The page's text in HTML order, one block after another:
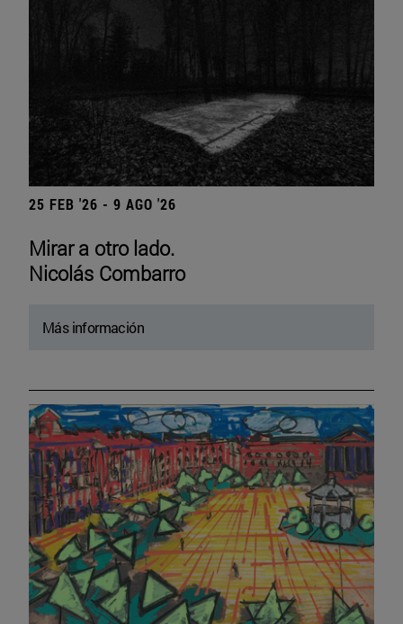
25 FEB '26 - 9 AGO '26
Mirar a otro lado.
Nicolás Combarro
Más información